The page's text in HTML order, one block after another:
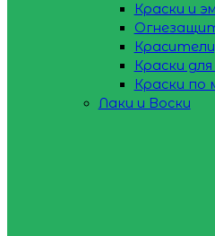
Краски и
Краски
Краски по
Лаки и Воски